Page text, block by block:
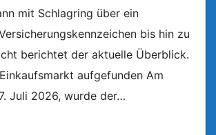
mit Schlagring über ein
bis hin zu
berichtet der aktuelle Überblick.
aufgefunden Am
Juli 2026, wurde der…